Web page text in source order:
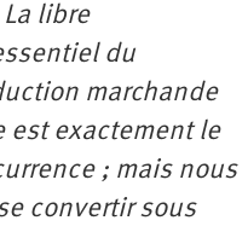
libre
du
marchande
est exactement le
; mais nous
convertir sous